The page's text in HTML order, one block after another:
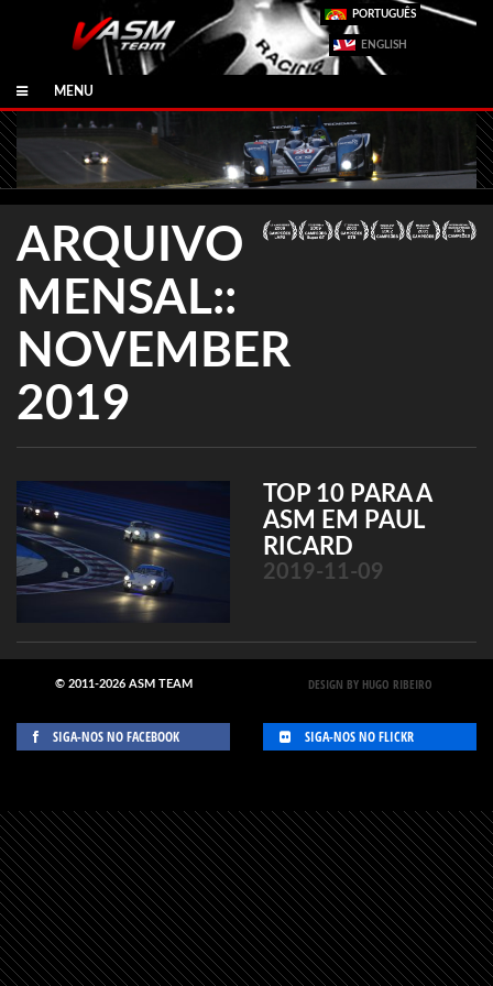
PORTUGUÊS
ENGLISH
MENU
ARQUIVO
MENSAL::
NOVEMBER
2019
TOP 10 PARA A
ASM EM PAUL
RICARD
2019-11-09
© 2011-2026 ASM TEAM DESIGN BY HUGO RIBEIRO
SIGA-NOS NO FACEBOOK SIGA-NOS NO FLICKR